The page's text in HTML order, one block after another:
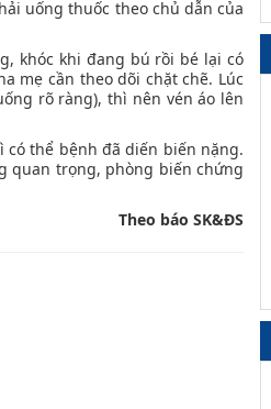
uống thuốc theo chủ dẫn của
khóc khi đang bú rồi bé lại có
mẹ cần theo dõi chặt chẽ. Lúc
rõ ràng), thì nên vén áo lên
thể bệnh đã diến biến nặng.
quan trọng, phòng biến chứng
Theo báo SK&ĐS